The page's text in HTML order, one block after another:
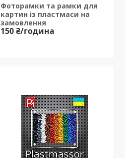
Фоторамки та рамки для
картин із пластмаси на
замовлення
150 ₴/година